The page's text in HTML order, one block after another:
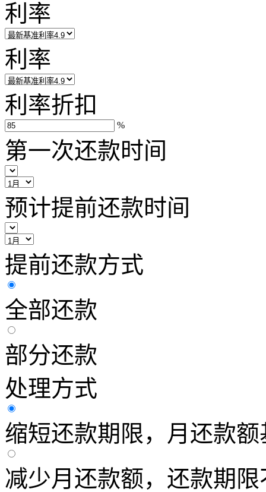
利率
利率
利率折扣
%
第一次还款时间
预计提前还款时间
提前还款方式
全部还款
部分还款
处理方式
缩短还款期限，月还款
减少月还款额，还款期限